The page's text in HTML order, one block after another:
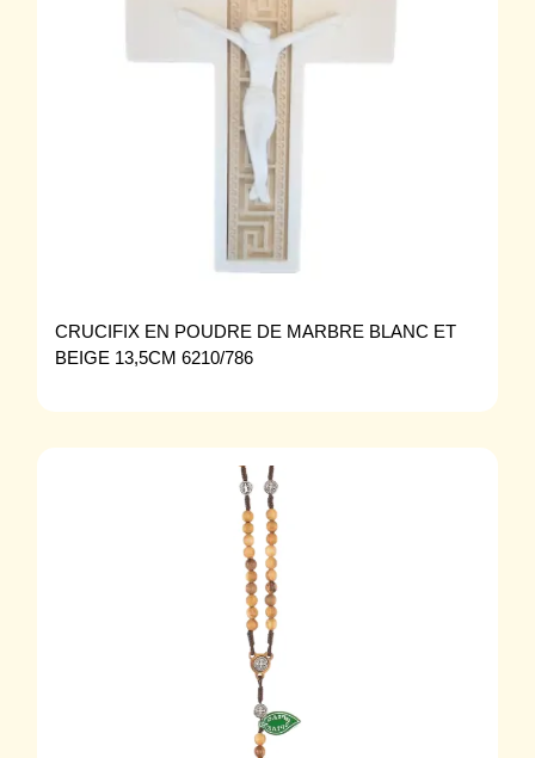
CRUCIFIX EN POUDRE DE MARBRE BLANC ET
BEIGE 13,5CM 6210/786